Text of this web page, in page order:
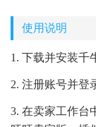
使用说明
1. 下载并安装千
2. 注册账号并登
3. 在卖家工作台